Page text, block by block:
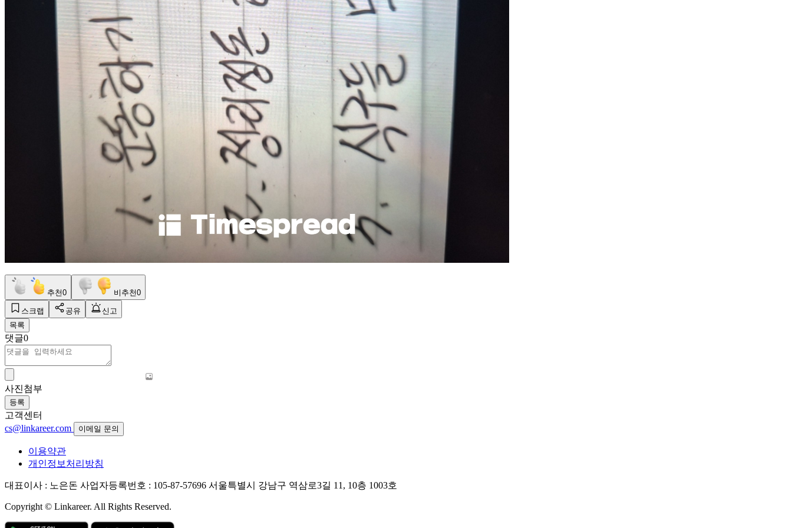
추천0 비추천0
스크랩 공유
신고
목록
댓글0
사진첨부
등록
고객센터
cs@linkareer.com
이메일 문의
이용약관
개인정보처리방침
대표이사 : 노은돈 사업자등록번호 : 105-87-57696 서울특별시 강남구 역삼로3길 11, 10층 1003호
Copyright © Linkareer. All Rights Reserved.